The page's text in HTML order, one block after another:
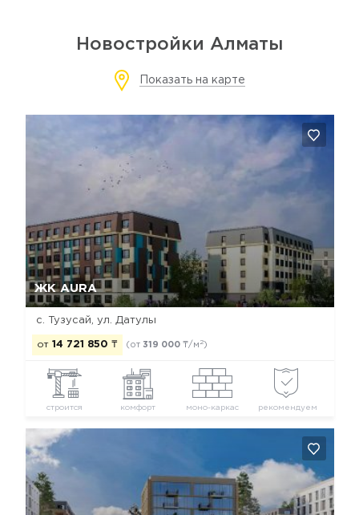
Новостройки Алматы
Показать на карте
ЖК AURA
с. Тузусай, ул. Датулы
от 14 721 850 ₸ (от 319 000 ₸/м 2)
строится комфорт моно-каркас рекомендуем
Да, удалить Отмена